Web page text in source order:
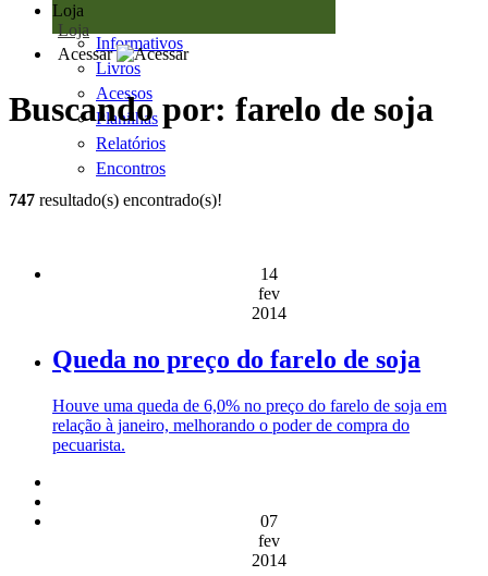
Loja
Loja
Informativos
Livros
Acessos
Planilhas
Relatórios
Encontros
Acessar
Buscando por: farelo de soja
747 resultado(s) encontrado(s)!
14
fev
2014
Queda no preço do farelo de soja
Houve uma queda de 6,0% no preço do farelo de soja em
relação à janeiro, melhorando o poder de compra do
pecuarista.
07
fev
2014